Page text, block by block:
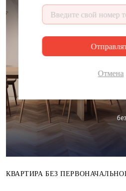
Отмена
ДЕНЬ ЧАС
КВАРТИРА БЕЗ